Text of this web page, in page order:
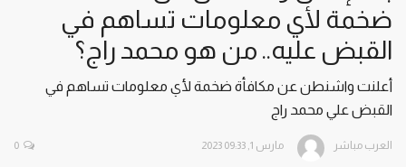
ضخمة لأي معلومات تساهم في
القبض عليه.. من هو محمد راج؟
أعلنت واشنطن عن مكافأة ضخمة لأي معلومات تساهم في
القبض علي محمد راج
العرب مباشر مارس 1, 2023 09:33 0